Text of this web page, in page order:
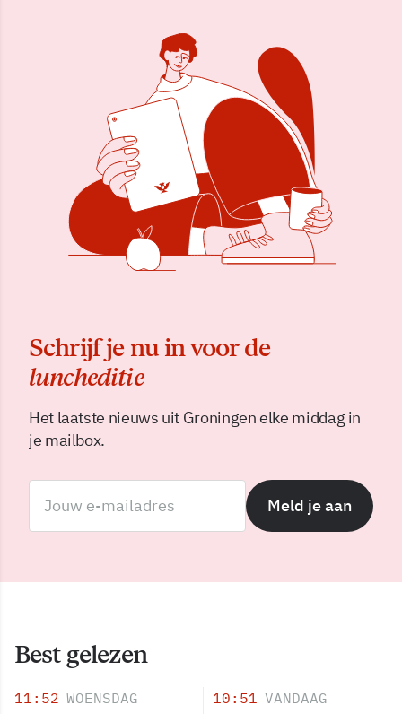
Schrijf je nu in voor de
luncheditie
Het laatste nieuws uit Groningen elke middag in
je mailbox.
Meld je aan
Best gelezen
11:52 WOENSDAG 10:51 VANDAAG